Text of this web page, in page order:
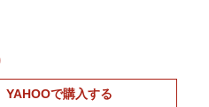
YAHOOで購入する